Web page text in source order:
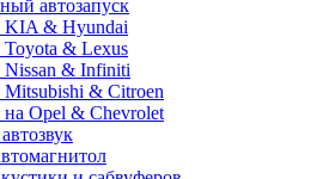
автозапуск
KIA & Hyundai
Toyota & Lexus
Nissan & Infiniti
Mitsubishi & Citroen
на Opel & Chevrolet